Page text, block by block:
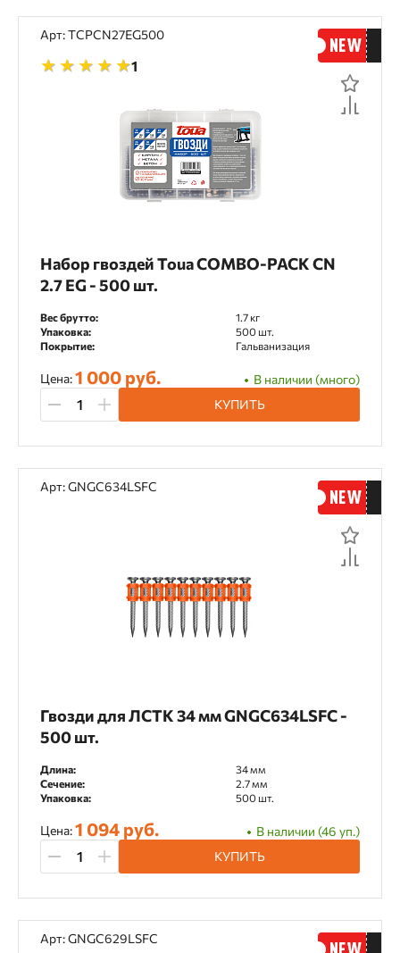
Арт: TCPCN27EG500
1
Набор гвоздей Toua COMBO-PACK CN
2.7 EG - 500 шт.
Вес брутто:
1.7 кг
Упаковка:
500 шт.
Покрытие:
Гальванизация
Цена:1 000 руб.
В наличии (много)
КУПИТЬ
Арт: GNGC634LSFC
Гвозди для ЛСТК 34 мм GNGC634LSFC -
500 шт.
Длина:
34 мм
Сечение:
2.7 мм
Упаковка:
500 шт.
Цена:1 094 руб.
В наличии (46 уп.)
КУПИТЬ
Арт: GNGC629LSFC